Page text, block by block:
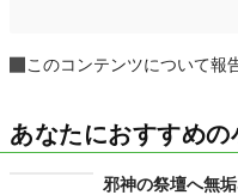
このコンテンツについて報
あなたにおすすめの
邪神の祭壇へ無